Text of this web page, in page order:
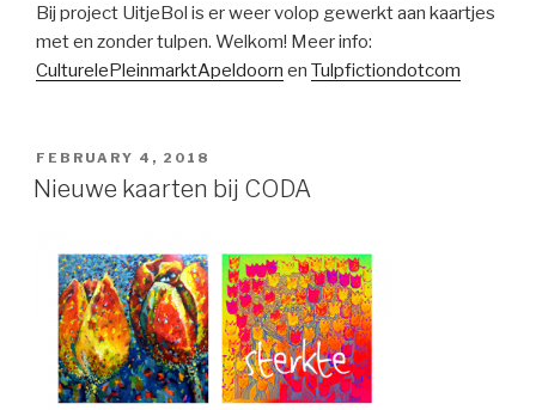
Bij project UitjeBol is er weer volop gewerkt aan kaartjes
met en zonder tulpen. Welkom! Meer info:
CulturelePleinmarktApeldoorn en Tulpfictiondotcom
POSTED
ON
FEBRUARY 4, 2018
Nieuwe kaarten bij CODA